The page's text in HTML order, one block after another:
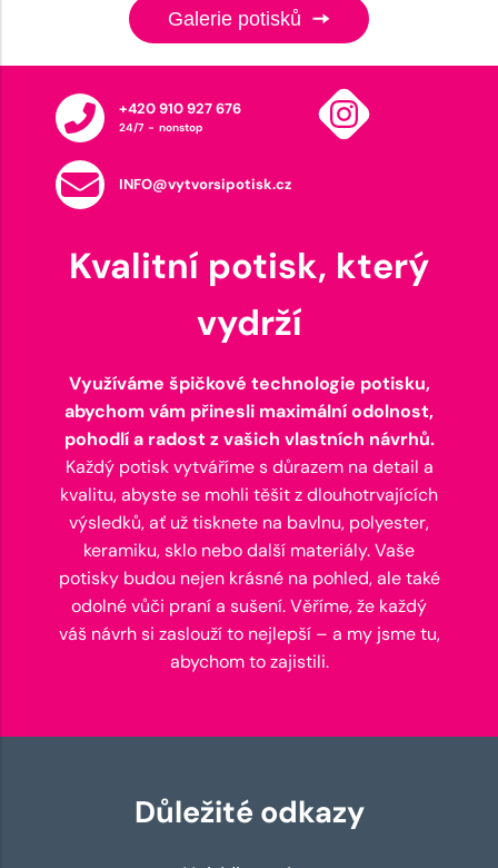
Galerie potisků
+420 910 927 676
24/7 - nonstop
INFO@vytvorsipotisk.cz
Kvalitní potisk, který
vydrží
Využíváme špičkové technologie potisku,
abychom vám přinesli maximální odolnost,
pohodlí a radost z vašich vlastních návrhů.
Každý potisk vytváříme s důrazem na detail a
kvalitu, abyste se mohli těšit z dlouhotrvajících
výsledků, ať už tisknete na bavlnu, polyester,
keramiku, sklo nebo další materiály. Vaše
potisky budou nejen krásné na pohled, ale také
odolné vůči praní a sušení. Věříme, že každý
váš návrh si zaslouží to nejlepší – a my jsme tu,
abychom to zajistili.
Důležité odkazy